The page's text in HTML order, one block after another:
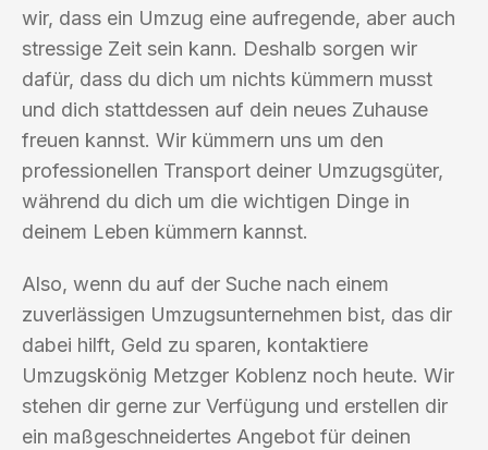
wir, dass ein Umzug eine aufregende, aber auch
stressige Zeit sein kann. Deshalb sorgen wir
dafür, dass du dich um nichts kümmern musst
und dich stattdessen auf dein neues Zuhause
freuen kannst. Wir kümmern uns um den
professionellen Transport deiner Umzugsgüter,
während du dich um die wichtigen Dinge in
deinem Leben kümmern kannst.
Also, wenn du auf der Suche nach einem
zuverlässigen Umzugsunternehmen bist, das dir
dabei hilft, Geld zu sparen, kontaktiere
Umzugskönig Metzger Koblenz noch heute. Wir
stehen dir gerne zur Verfügung und erstellen dir
ein maßgeschneidertes Angebot für deinen